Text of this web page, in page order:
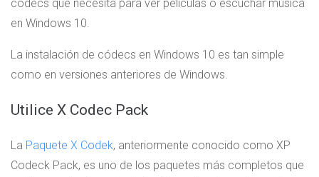
códecs que necesita para ver películas o escuchar música
en Windows 10.
La instalación de códecs en Windows 10 es tan simple
como en versiones anteriores de Windows.
Utilice X Codec Pack
La Paquete X Codek, anteriormente conocido como XP
Codeck Pack, es uno de los paquetes más completos que